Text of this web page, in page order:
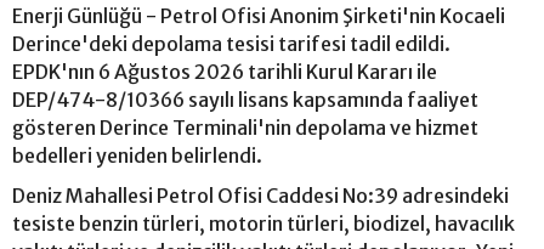
Enerji Günlüğü - Petrol Ofisi Anonim Şirketi'nin Kocaeli
Derince'deki depolama tesisi tarifesi tadil edildi.
EPDK'nın 6 Ağustos 2026 tarihli Kurul Kararı ile
DEP/474-8/10366 sayılı lisans kapsamında faaliyet
gösteren Derince Terminali'nin depolama ve hizmet
bedelleri yeniden belirlendi.
Deniz Mahallesi Petrol Ofisi Caddesi No:39 adresindeki
tesiste benzin türleri, motorin türleri, biodizel, havacılık